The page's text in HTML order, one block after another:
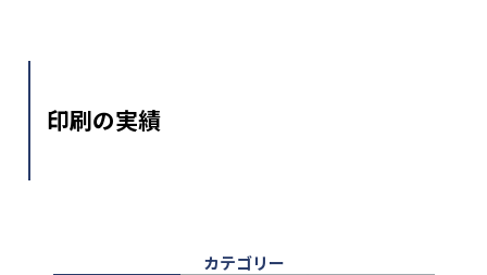
印刷の実績
カテゴリー